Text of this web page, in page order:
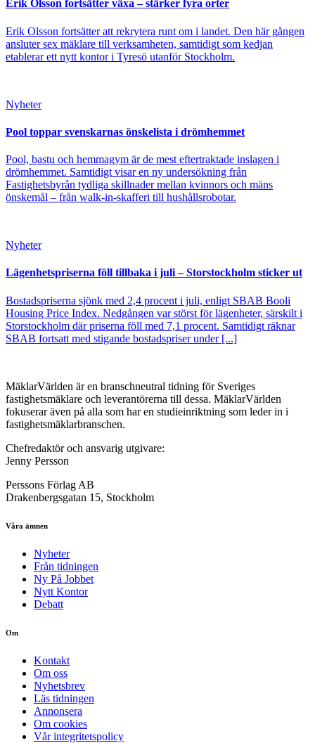
Erik Olsson fortsätter växa – stärker fyra orter
Erik Olsson fortsätter att rekrytera runt om i landet. Den här gången
ansluter sex mäklare till verksamheten, samtidigt som kedjan
etablerar ett nytt kontor i Tyresö utanför Stockholm.
Nyheter
Pool toppar svenskarnas önskelista i drömhemmet
Pool, bastu och hemmagym är de mest eftertraktade inslagen i
drömhemmet. Samtidigt visar en ny undersökning från
Fastighetsbyrån tydliga skillnader mellan kvinnors och mäns
önskemål – från walk-in-skafferi till hushållsrobotar.
Nyheter
Lägenhetspriserna föll tillbaka i juli – Storstockholm sticker ut
Bostadspriserna sjönk med 2,4 procent i juli, enligt SBAB Booli
Housing Price Index. Nedgången var störst för lägenheter, särskilt i
Storstockholm där priserna föll med 7,1 procent. Samtidigt räknar
SBAB fortsatt med stigande bostadspriser under [...]
MäklarVärlden är en branschneutral tidning för Sveriges
fastighetsmäklare och leverantörerna till dessa. MäklarVärlden
fokuserar även på alla som har en studieinriktning som leder in i
fastighetsmäklarbranschen.
Chefredaktör och ansvarig utgivare:
Jenny Persson
Perssons Förlag AB
Drakenbergsgatan 15, Stockholm
Våra ämnen
Nyheter
Från tidningen
Ny På Jobbet
Nytt Kontor
Debatt
Om
Kontakt
Om oss
Nyhetsbrev
Läs tidningen
Annonsera
Om cookies
Vår integritetspolicy